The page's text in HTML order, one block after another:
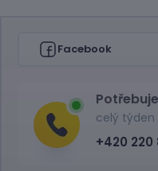
Facebook
celý týden
+420